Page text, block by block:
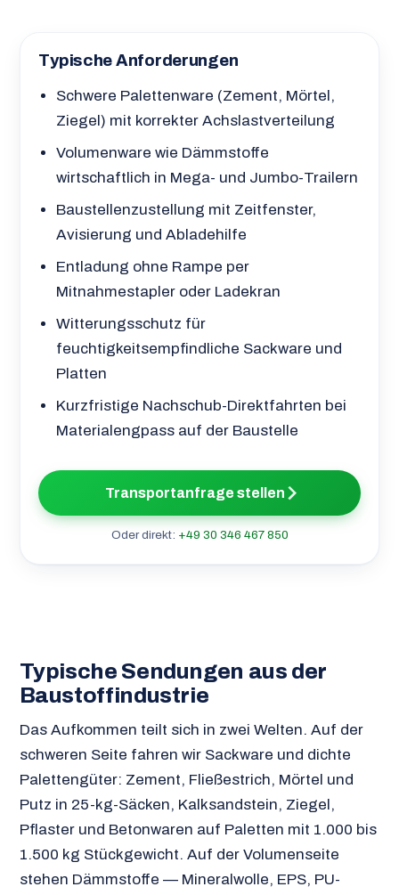
Typische Anforderungen
Schwere Palettenware (Zement, Mörtel,
Ziegel) mit korrekter Achslastverteilung
Volumenware wie Dämmstoffe
wirtschaftlich in Mega- und Jumbo-Trailern
Baustellenzustellung mit Zeitfenster,
Avisierung und Abladehilfe
Entladung ohne Rampe per
Mitnahmestapler oder Ladekran
Witterungsschutz für
feuchtigkeitsempfindliche Sackware und
Platten
Kurzfristige Nachschub-Direktfahrten bei
Materialengpass auf der Baustelle
Transportanfrage stellen
Oder direkt: +49 30 346 467 850
Typische Sendungen aus der
Baustoffindustrie
Das Aufkommen teilt sich in zwei Welten. Auf der
schweren Seite fahren wir Sackware und dichte
Palettengüter: Zement, Fließestrich, Mörtel und
Putz in 25-kg-Säcken, Kalksandstein, Ziegel,
Pflaster und Betonwaren auf Paletten mit 1.000 bis
1.500 kg Stückgewicht. Auf der Volumenseite
stehen Dämmstoffe — Mineralwolle, EPS, PU-